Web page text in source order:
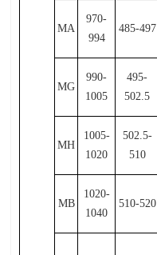
MA
970-
994
485-497
MG
990-
1005
495-
502.5
MH
1005-
1020
502.5-
510
MB
1020-
1040
510-520